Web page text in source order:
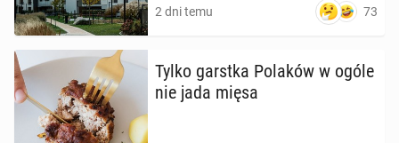
2 dni temu 73
Tylko garstka Polaków w ogóle
nie jada mięsa